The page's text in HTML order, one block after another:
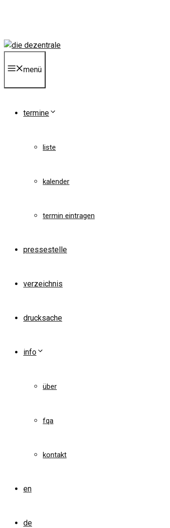
menü
termine
liste
kalender
termin eintragen
pressestelle
verzeichnis
drucksache
info
über
fqa
kontakt
en
de